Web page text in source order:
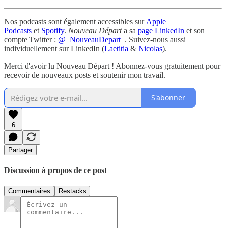
Nos podcasts sont également accessibles sur Apple
Podcasts et Spotify. Nouveau Départa sa page LinkedIn et son
compte Twitter : @_NouveauDepart_ . Suivez-nous aussi
individuellement sur LinkedIn (Laetitia & Nicolas).
Merci d'avoir lu Nouveau Départ ! Abonnez-vous gratuitement pour
recevoir de nouveaux posts et soutenir mon travail.
S'abonner
6
Partager
Discussion à propos de ce post
Commentaires Restacks